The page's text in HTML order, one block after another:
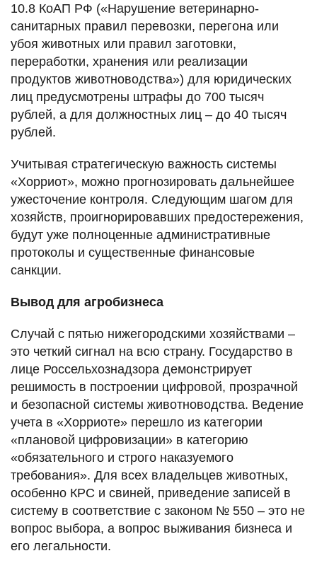
10.8 КоАП РФ («Нарушение ветеринарно-
санитарных правил перевозки, перегона или
убоя животных или правил заготовки,
переработки, хранения или реализации
продуктов животноводства») для юридических
лиц предусмотрены штрафы до 700 тысяч
рублей, а для должностных лиц – до 40 тысяч
рублей.
Учитывая стратегическую важность системы
«Хорриот», можно прогнозировать дальнейшее
ужесточение контроля. Следующим шагом для
хозяйств, проигнорировавших предостережения,
будут уже полноценные административные
протоколы и существенные финансовые
санкции.
Вывод для агробизнеса
Случай с пятью нижегородскими хозяйствами –
это четкий сигнал на всю страну. Государство в
лице Россельхознадзора демонстрирует
решимость в построении цифровой, прозрачной
и безопасной системы животноводства. Ведение
учета в «Хорриоте» перешло из категории
«плановой цифровизации» в категорию
«обязательного и строго наказуемого
требования». Для всех владельцев животных,
особенно КРС и свиней, приведение записей в
систему в соответствие с законом № 550 – это не
вопрос выбора, а вопрос выживания бизнеса и
его легальности.